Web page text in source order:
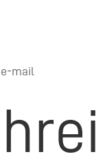
mail